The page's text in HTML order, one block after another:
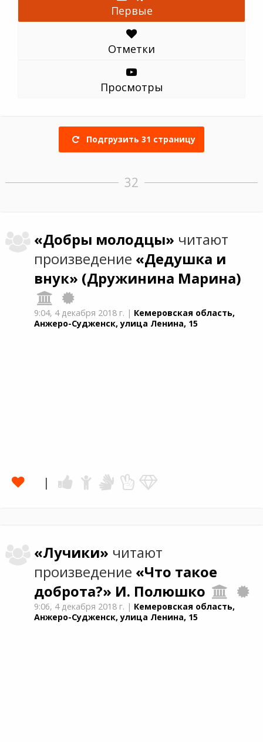
Первые
Отметки
Просмотры
Подгрузить 31 страницу
32
«Добры молодцы» читают
произведение «Дедушка и
внук» (Дружинина Марина)
9:04, 4 декабря 2018 г. | Кемеровская область,
Анжеро-Судженск, улица Ленина, 15
«Лучики» читают
произведение «Что такое
доброта?» И. Полюшко
9:06, 4 декабря 2018 г. | Кемеровская область,
Анжеро-Судженск, улица Ленина, 15